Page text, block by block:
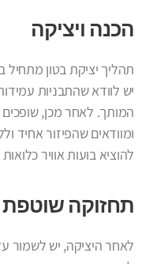
הכנה ויציקה
תהליך יציקת בטון
יש לוודא שהתבניות
המותך. לאחר מכן,
ומוודאים שהפיזור אחיד
להוציא בועות אוויר
תחזוקה שוטפת
לאחר היציקה, יש לשמור